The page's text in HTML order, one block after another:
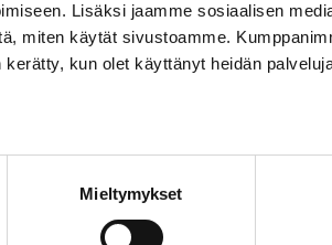
Lisäksi jaamme sosiaalisen
miten käytät sivustoamme.
kun olet käyttänyt heidän
Mieltymykset
Jalasjärvi: Hallitie 1, 61600 Jalasjärvi | Avoinna: Ma-
© 2024 - Seitoy Oy | Desing by